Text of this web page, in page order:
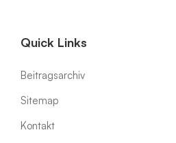
Quick Links
Beitragsarchiv
Sitemap
Kontakt